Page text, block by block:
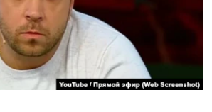
КРЫМА